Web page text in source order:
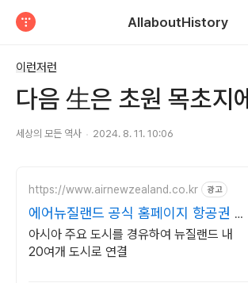
AllaboutHistory
이런저런
다음 生은 초원 목초지
세상의 모든 역사 2024. 8. 11. 10:06
https://www.airnewzealand.co.kr 광고
에어뉴질랜드 공식 홈페이지 항공권 예
약 및 여행 정보
아시아 주요 도시를 경유하여 뉴질랜드 내
20여개 도시로 연결